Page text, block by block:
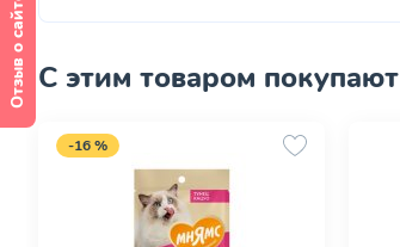
С этим товаром покупают
-16 %
Отзыв о сайте